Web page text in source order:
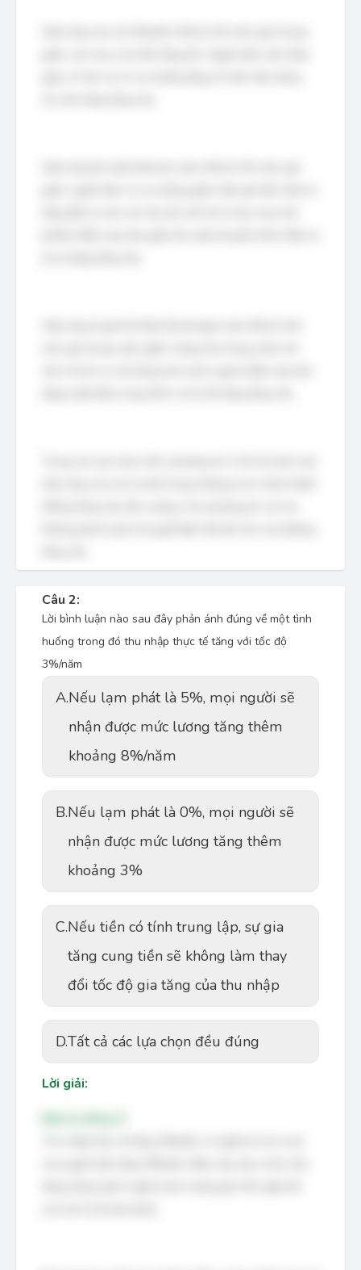
Câu 2:
Lời bình luận nào sau đây phản ánh đúng về một tình
huống trong đó thu nhập thực tế tăng với tốc độ
3%/năm
A.Nếu lạm phát là 5%, mọi người sẽ
nhận được mức lương tăng thêm
khoảng 8%/năm
B.Nếu lạm phát là 0%, mọi người sẽ
nhận được mức lương tăng thêm
khoảng 3%
C.Nếu tiền có tính trung lập, sự gia
tăng cung tiền sẽ không làm thay
đổi tốc độ gia tăng của thu nhập
D.Tất cả các lựa chọn đều đúng
Lời giải: